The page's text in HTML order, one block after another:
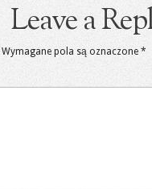
Leave a
Wymagane pola są oznaczone *